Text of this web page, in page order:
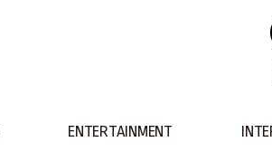
ENTERTAINMENT